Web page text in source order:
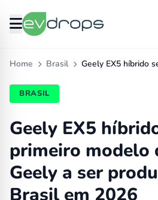
Home Brasil Geely EX5 híbrido
BRASIL
Geely EX5
primeiro modelo
Geely a ser
Brasil em 2026